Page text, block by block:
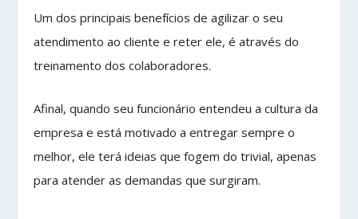
Um dos principais benefícios de agilizar o seu
atendimento ao cliente e reter ele, é através do
treinamento dos colaboradores.
Afinal, quando seu funcionário entendeu a cultura da
empresa e está motivado a entregar sempre o
melhor, ele terá ideias que fogem do trivial, apenas
para atender as demandas que surgiram.